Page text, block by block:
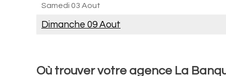
Samedi 03 Aout
Dimanche 09 Aout
Où trouver votre agence La